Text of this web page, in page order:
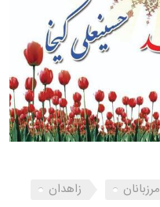
مرزبانان
زاهدان